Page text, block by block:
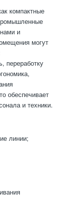
компактные
и
могут
переработку
обеспечивает
и техники.
линии;